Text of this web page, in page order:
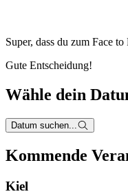
Super, dass du zum Face to
Gute Entscheidung!
Wähle dein
Datum suchen...
Kommende
Kiel